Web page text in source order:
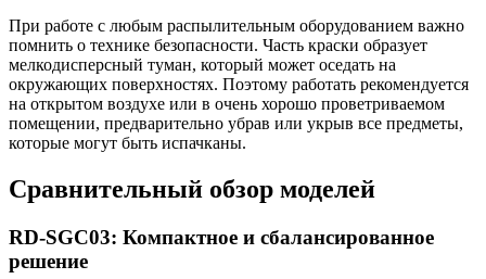
При работе с любым распылительным оборудованием важно
помнить о технике безопасности. Часть краски образует
мелкодисперсный туман, который может оседать на
окружающих поверхностях. Поэтому работать рекомендуется
на открытом воздухе или в очень хорошо проветриваемом
помещении, предварительно убрав или укрыв все предметы,
которые могут быть испачканы.
Сравнительный обзор моделей
RD-SGC03: Компактное и сбалансированное
решение